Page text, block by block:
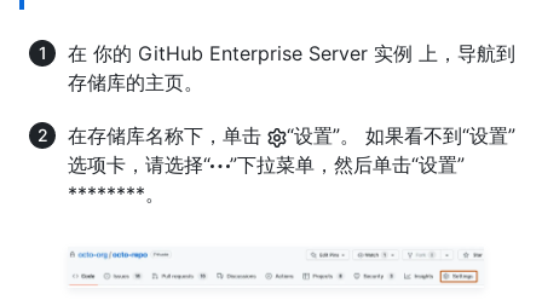
在 你的 GitHub Enterprise Server 实例 上，导航到
存储库的主页。
在存储库名称下，单击
“设置”。 如果看不到“设置”
选项卡，请选择“
”下拉菜单，然后单击“设置”
********。